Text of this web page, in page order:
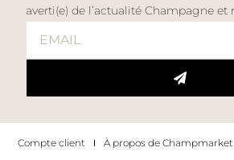
averti(e) de l’actualité Champagne et
Compte client À propos de Champmarket